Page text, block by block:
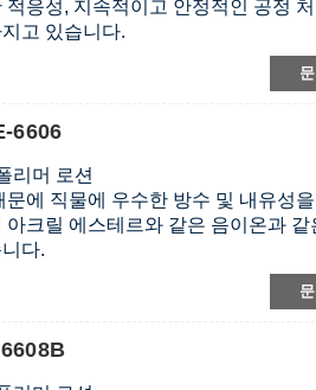
응성, 지속적이고 안정적인 공정 처
고 있습니다.
이 전혀 함유되어 있지 않습니다.
6606
리머 로션
문에 직물에 우수한 방수 및 내유성
아크릴 에스테르와 같은 음이온과
다.